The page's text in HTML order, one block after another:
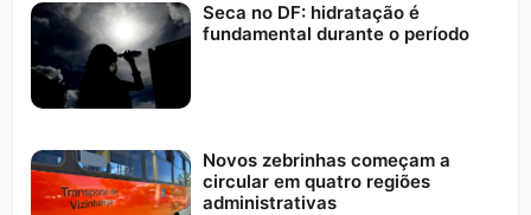
Seca no DF: hidratação é
fundamental durante o período
Novos zebrinhas começam a
circular em quatro regiões
administrativas